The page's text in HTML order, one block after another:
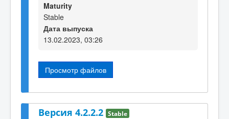
Maturity
Stable
Дата выпуска
13.02.2023, 03:26
Просмотр файлов
Версия 4.2.2.2 Stable